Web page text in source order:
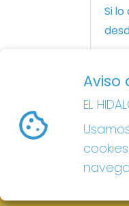
Si
Contacto
Acceso
Aviso
EL